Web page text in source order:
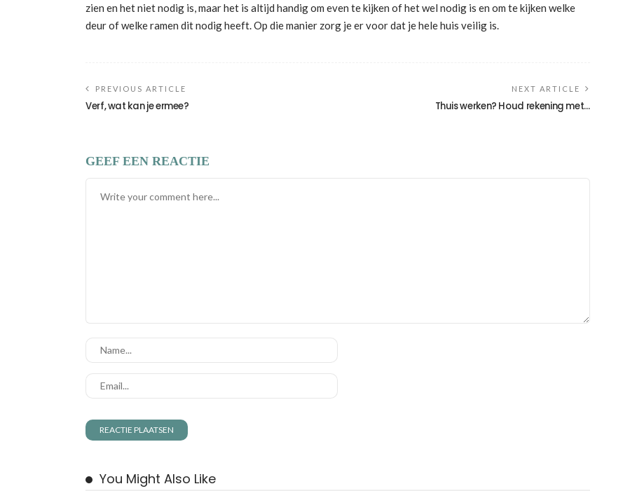
zien en het niet nodig is, maar het is altijd handig om even te kijken of het wel nodig is en om te kijken welke
deur of welke ramen dit nodig heeft. Op die manier zorg je er voor dat je hele huis veilig is.
PREVIOUS ARTICLE
Verf, wat kan je ermee?
NEXT ARTICLE
Thuis werken? Houd rekening met…
GEEF EEN REACTIE
You Might Also Like